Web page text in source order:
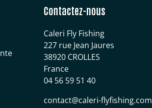
Contactez-nous
Caleri Fly Fishing
227 rue Jean Jaures
38920 CROLLES
France
04 56 59 51 40
contact@caleri-flyfishing.com